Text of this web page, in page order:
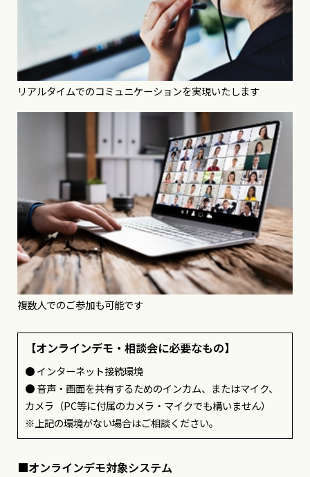
リアルタイムでのコミュニケーションを実現いたします
複数人でのご参加も可能です
【オンラインデモ・相談会に必要なもの】
● インターネット接続環境
● 音声・画面を共有するためのインカム、またはマイク、
カメラ（PC等に付属のカメラ・マイクでも構いません）
※上記の環境がない場合はご相談ください。
■オンラインデモ対象システム